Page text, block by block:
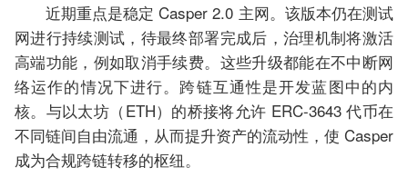
近期重点是稳定 Casper 2.0 主网。该版本仍在测试
网进行持续测试，待最终部署完成后，治理机制将激活
高端功能，例如取消手续费。这些升级都能在不中断网
络运作的情况下进行。跨链互通性是开发蓝图中的内
核。与以太坊（ETH）的桥接将允许 ERC-3643 代币在
不同链间自由流通，从而提升资产的流动性，使 Casper
成为合规跨链转移的枢纽。